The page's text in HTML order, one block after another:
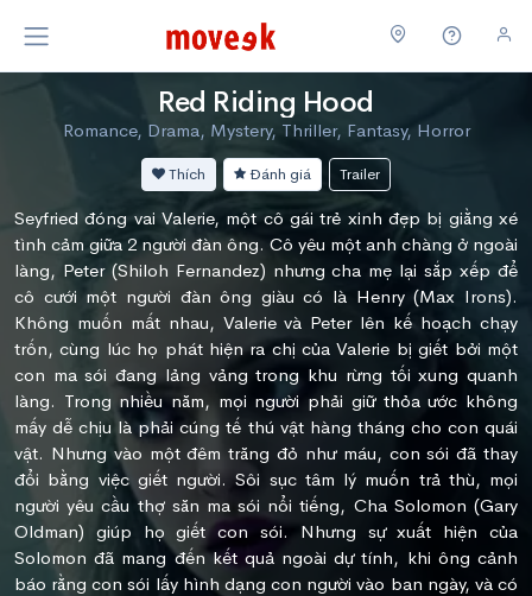
Red Riding Hood
Romance, Drama, Mystery, Thriller, Fantasy, Horror
Thích Đánh giá Trailer
Seyfried đóng vai Valerie, một cô gái trẻ xinh đẹp bị giằng xé
tình cảm giữa 2 người đàn ông. Cô yêu một anh chàng ở ngoài
làng, Peter (Shiloh Fernandez) nhưng cha mẹ lại sắp xếp để
cô cưới một người đàn ông giàu có là Henry (Max Irons).
Không muốn mất nhau, Valerie và Peter lên kế hoạch chạy
trốn, cùng lúc họ phát hiện ra chị của Valerie bị giết bởi một
con ma sói đang lảng vảng trong khu rừng tối xung quanh
làng. Trong nhiều năm, mọi người phải giữ thỏa ước không
mấy dễ chịu là phải cúng tế thú vật hàng tháng cho con quái
vật. Nhưng vào một đêm trăng đỏ như máu, con sói đã thay
đổi bằng việc giết người. Sôi sục tâm lý muốn trả thù, mọi
người yêu cầu thợ săn ma sói nổi tiếng, Cha Solomon (Gary
Oldman) giúp họ giết con sói. Nhưng sự xuất hiện của
Solomon đã mang đến kết quả ngoài dự tính, khi ông cảnh
báo rằng con sói lấy hình dạng con người vào ban ngày, và có